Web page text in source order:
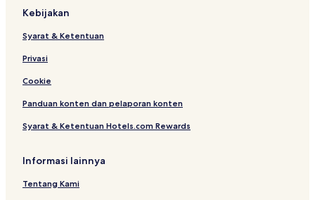
Kebijakan
Syarat & Ketentuan
Privasi
Cookie
Panduan konten dan pelaporan konten
Syarat & Ketentuan Hotels.com Rewards
Informasi lainnya
Tentang Kami